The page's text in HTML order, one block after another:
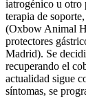
iatrogénico u otro
terapia de
(Oxbow Animal
protectores
Madrid). Se
recuperando el
actualidad sigue
síntomas, se